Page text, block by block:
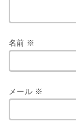
名前 ※
メール ※